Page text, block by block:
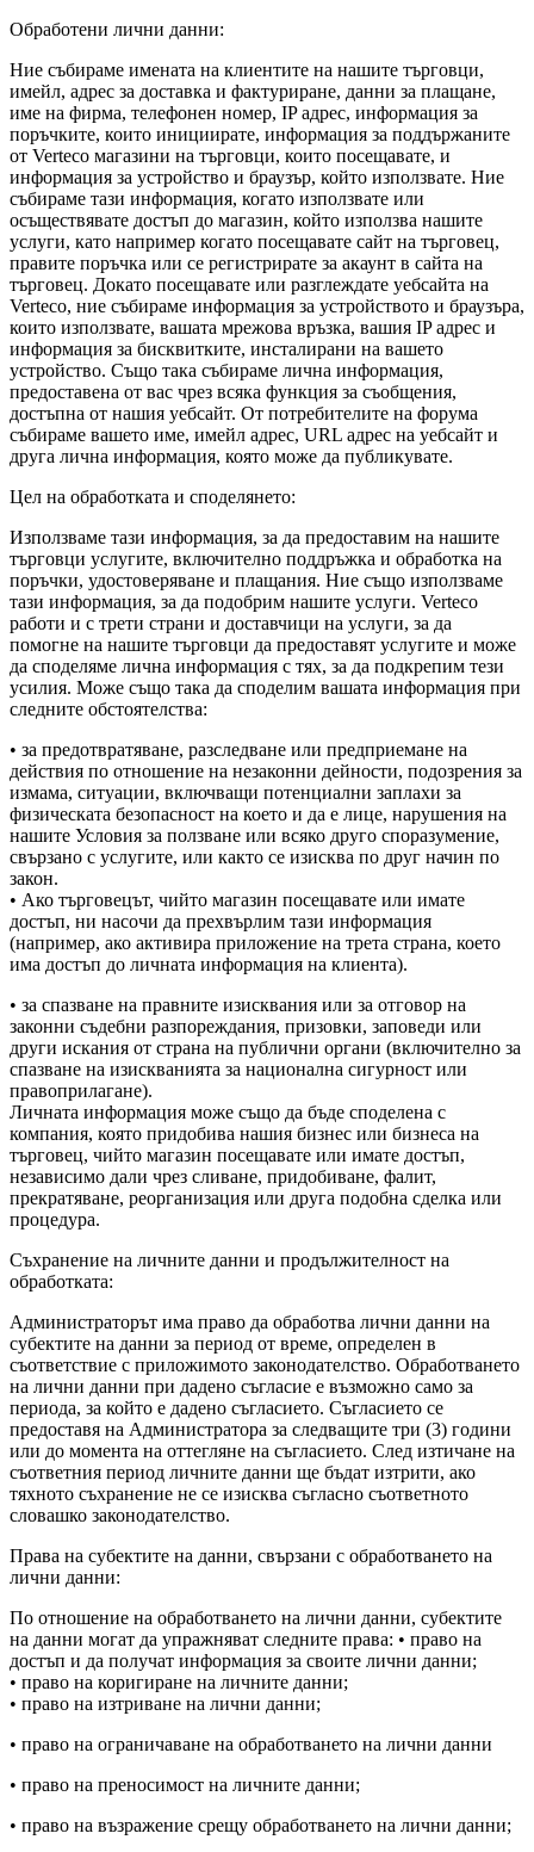
Обработени лични данни:
Ние събираме имената на клиентите на нашите търговци,
имейл, адрес за доставка и фактуриране, данни за плащане,
име на фирма, телефонен номер, IP адрес, информация за
поръчките, които инициирате, информация за поддържаните
от Verteco магазини на търговци, които посещавате, и
информация за устройство и браузър, който използвате. Ние
събираме тази информация, когато използвате или
осъществявате достъп до магазин, който използва нашите
услуги, като например когато посещавате сайт на търговец,
правите поръчка или се регистрирате за акаунт в сайта на
търговец. Докато посещавате или разглеждате уебсайта на
Verteco, ние събираме информация за устройството и браузъра,
които използвате, вашата мрежова връзка, вашия IP адрес и
информация за бисквитките, инсталирани на вашето
устройство. Също така събираме лична информация,
предоставена от вас чрез всяка функция за съобщения,
достъпна от нашия уебсайт. От потребителите на форума
събираме вашето име, имейл адрес, URL адрес на уебсайт и
друга лична информация, която може да публикувате.
Цел на обработката и споделянето:
Използваме тази информация, за да предоставим на нашите
търговци услугите, включително поддръжка и обработка на
поръчки, удостоверяване и плащания. Ние също използваме
тази информация, за да подобрим нашите услуги. Verteco
работи и с трети страни и доставчици на услуги, за да
помогне на нашите търговци да предоставят услугите и може
да споделяме лична информация с тях, за да подкрепим тези
усилия. Може също така да споделим вашата информация при
следните обстоятелства:
• за предотвратяване, разследване или предприемане на
действия по отношение на незаконни дейности, подозрения за
измама, ситуации, включващи потенциални заплахи за
физическата безопасност на което и да е лице, нарушения на
нашите Условия за ползване или всяко друго споразумение,
свързано с услугите, или както се изисква по друг начин по
закон.
• Ако търговецът, чийто магазин посещавате или имате
достъп, ни насочи да прехвърлим тази информация
(например, ако активира приложение на трета страна, което
има достъп до личната информация на клиента).
• за спазване на правните изисквания или за отговор на
законни съдебни разпореждания, призовки, заповеди или
други искания от страна на публични органи (включително за
спазване на изискванията за национална сигурност или
правоприлагане).
Личната информация може също да бъде споделена с
компания, която придобива нашия бизнес или бизнеса на
търговец, чийто магазин посещавате или имате достъп,
независимо дали чрез сливане, придобиване, фалит,
прекратяване, реорганизация или друга подобна сделка или
процедура.
Съхранение на личните данни и продължителност на
обработката:
Администраторът има право да обработва лични данни на
субектите на данни за период от време, определен в
съответствие с приложимото законодателство. Обработването
на лични данни при дадено съгласие е възможно само за
периода, за който е дадено съгласието. Съгласието се
предоставя на Администратора за следващите три (3) години
или до момента на оттегляне на съгласието. След изтичане на
съответния период личните данни ще бъдат изтрити, ако
тяхното съхранение не се изисква съгласно съответното
словашко законодателство.
Права на субектите на данни, свързани с обработването на
лични данни:
По отношение на обработването на лични данни, субектите
на данни могат да упражняват следните права: • право на
достъп и да получат информация за своите лични данни;
• право на коригиране на личните данни;
• право на изтриване на лични данни;
• право на ограничаване на обработването на лични данни
• право на преносимост на личните данни;
• право на възражение срещу обработването на лични данни;